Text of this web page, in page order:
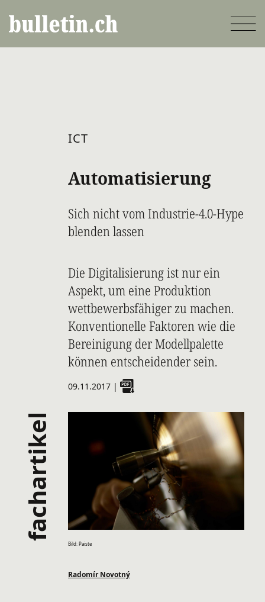
zum
Inhalt
fachartikel
ICT
Automatisierung
Sich nicht vom Industrie-4.0-Hype
blenden lassen
Die Digitalisierung ist nur ein
Aspekt, um eine Produktion
wettbewerbsfähiger zu machen.
Konventionelle Faktoren wie die
Bereinigung der Modellpalette
können entscheidender sein.
09.11.2017 |
Bild: Paiste
Radomír Novotný